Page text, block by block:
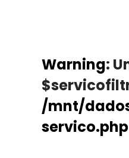
Warning:
/mnt/
servico.php